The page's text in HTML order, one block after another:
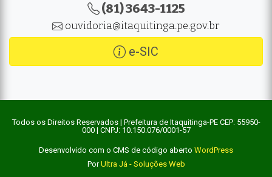
(81) 3643-1125
ouvidoria@itaquitinga.pe.gov.br
e-SIC
Todos os Direitos Reservados | Prefeitura de Itaquitinga-PE CEP: 55950-
000 | CNPJ: 10.150.076/0001-57
Desenvolvido com o CMS de código aberto WordPress
PorUltra Já - Soluções Web